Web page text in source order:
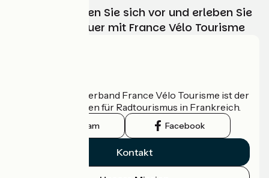
Wählen, bereiten Sie sich vor und erleben Sie
Ihr Radabenteuer mit France Vélo Tourisme
Der nationale Verband France Vélo Tourisme ist der
offizielle Leitfaden für Radtourismus in Frankreich.
Instagram Facebook
Kontakt